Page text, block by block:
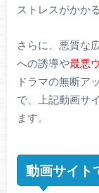
ストレスがかか
さらに、悪質な
への誘導や最悪
ドラマの無断ア
で、上記動画サ
ます。
動画サイト